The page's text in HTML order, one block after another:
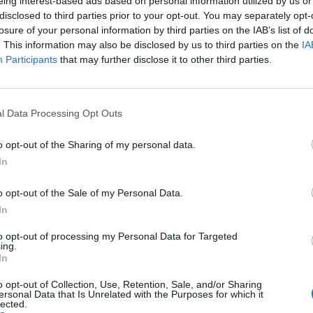
to third parties prior to your opt-out. You may separately
of your personal information by third parties on the IAB’s list of
This information may also be disclosed by us to third parties on the
Participants that may further disclose it to other third parties.
Data Processing Opt Outs
opt-out of the Sharing of my personal data.
opt-out of the Sale of my Personal Data.
opt-out of processing my Personal Data for Targeted
opt-out of Collection, Use, Retention, Sale, and/or Sharing
Data that Is Unrelated with the Purposes for which it
István, Tóth Eszter és Domokos László
2019. március 30-án Joe Orton komédiája, A
Benő állítja színpadra. Az előadásban Schell Judit,
Vida Péter és Bán Bálint játszik.
jelenleg is zajlik a Vidéki Színházak
épületében valósul meg szeptember 3. és 9.
a Thália Színházban a Határon Túli Magyar